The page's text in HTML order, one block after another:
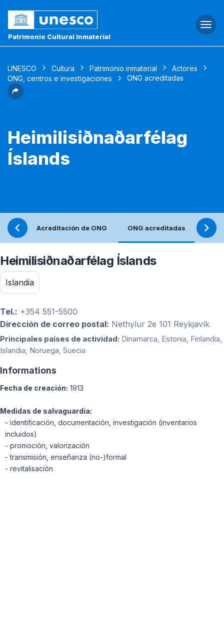
Patrimonio Cultural Inmaterial
UNESCO Cultura Patrimonio inmaterial
Actores
ONG, centros e investigaciones
ONG acreditadas
Heimilisiðnaðarfélag
Íslands
Acreditación de ONG ONG acreditadas
Heimilisiðnaðarfélag Íslands
Islandia
Tel.: +354 551-5500
Dirección de correo postal: Nethylur 2e 101 Reykjavík
Principales países de actividad: Dinamarca, Estonia, Finlandia,
Islandia, Noruega, Suecia
Informations
Fecha de creación: 1913
Medidas de salvaguardia:
- identificación, documentación, investigación (inventarios
incluidos)
- promoción, valorización
- transmisión, enseñanza (no-)formal
- revitalisación